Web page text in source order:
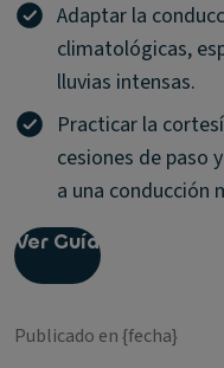
Adaptar la
climatológicas,
lluvias intensas.
Practicar la
cesiones de paso
a una conducción
Ver Guía
Publicado en {fecha}